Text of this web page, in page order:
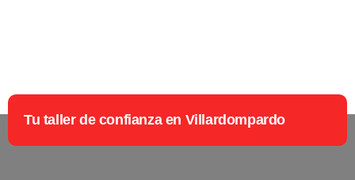
Tu taller de confianza en Villardompardo